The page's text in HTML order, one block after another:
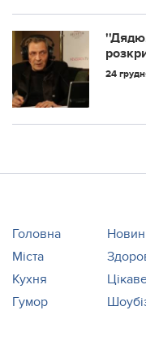
24
Головна
Міста
Кухня
Гумор